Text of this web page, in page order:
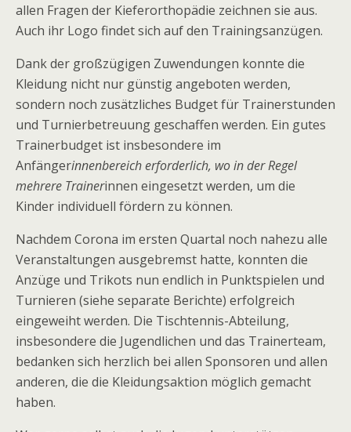
allen Fragen der Kieferorthopädie zeichnen sie aus.
Auch ihr Logo findet sich auf den Trainingsanzügen.
Dank der großzügigen Zuwendungen konnte die
Kleidung nicht nur günstig angeboten werden,
sondern noch zusätzliches Budget für Trainerstunden
und Turnierbetreuung geschaffen werden. Ein gutes
Trainerbudget ist insbesondere im
Anfängerinnenbereich erforderlich, wo in der Regel
mehrere Trainerinnen eingesetzt werden, um die
Kinder individuell fördern zu können.
Nachdem Corona im ersten Quartal noch nahezu alle
Veranstaltungen ausgebremst hatte, konnten die
Anzüge und Trikots nun endlich in Punktspielen und
Turnieren (siehe separate Berichte) erfolgreich
eingeweiht werden. Die Tischtennis-Abteilung,
insbesondere die Jugendlichen und das Trainerteam,
bedanken sich herzlich bei allen Sponsoren und allen
anderen, die die Kleidungsaktion möglich gemacht
haben.